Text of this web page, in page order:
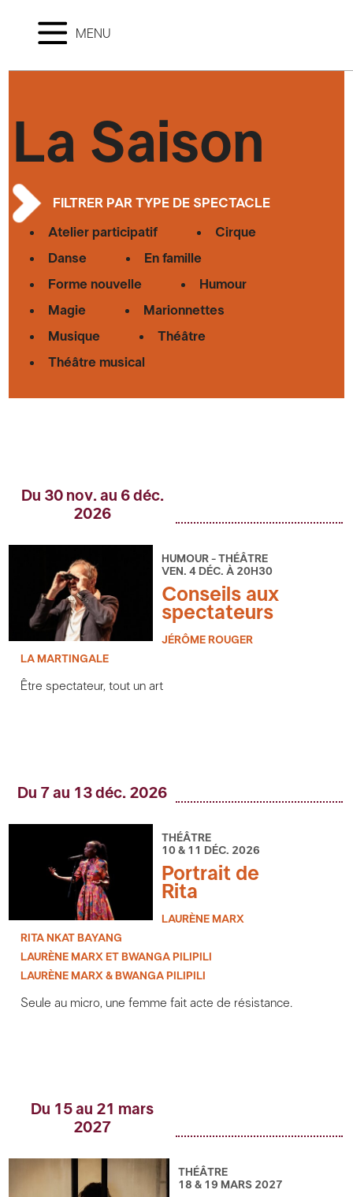
MENU
La Saison
FILTRER PAR TYPE DE SPECTACLE
Atelier participatif
Cirque
Danse
En famille
Forme nouvelle
Humour
Magie
Marionnettes
Musique
Théâtre
Théâtre musical
Du 30 nov. au 6 déc.
2026
HUMOUR - THÉÂTRE
VEN. 4 DÉC. À 20H30
Conseils aux
spectateurs
JÉRÔME ROUGER
LA MARTINGALE
Être spectateur, tout un art
Du 7 au 13 déc. 2026
THÉÂTRE
10 & 11 DÉC. 2026
Portrait de
Rita
LAURÈNE MARX
RITA NKAT BAYANG
LAURÈNE MARX ET BWANGA PILIPILI
LAURÈNE MARX & BWANGA PILIPILI
Seule au micro, une femme fait acte de résistance.
Du 15 au 21 mars
2027
THÉÂTRE
18 & 19 MARS 2027